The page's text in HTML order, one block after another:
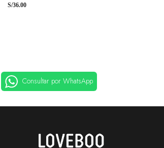
S/36.00
Consultar por WhatsApp